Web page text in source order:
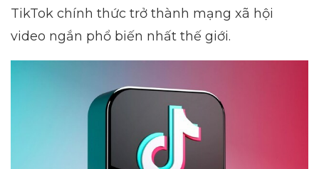
TikTok chính thức trở thành mạng xã hội
video ngắn phổ biến nhất thế giới.